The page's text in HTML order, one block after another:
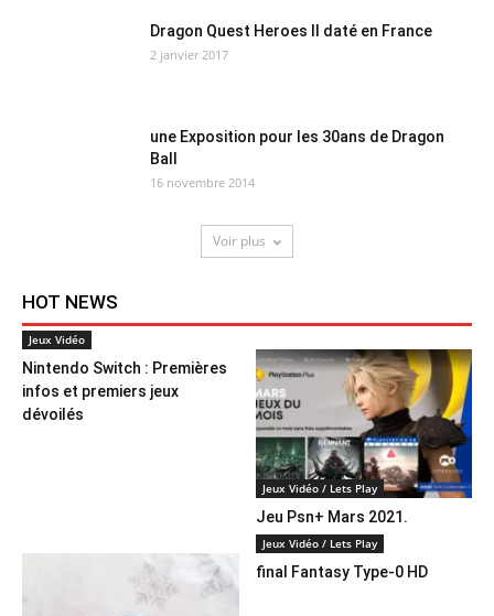
Dragon Quest Heroes II daté en France
2 janvier 2017
une Exposition pour les 30ans de Dragon
Ball
16 novembre 2014
Voir plus
HOT NEWS
Jeux Vidéo
Nintendo Switch : Premières
infos et premiers jeux
dévoilés
Jeux Vidéo / Lets Play
Jeu Psn+ Mars 2021.
Jeux Vidéo / Lets Play
final Fantasy Type-0 HD